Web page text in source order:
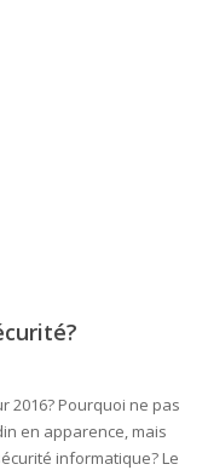
2016? Pourquoi ne pas
en apparence, mais
informatique? Le